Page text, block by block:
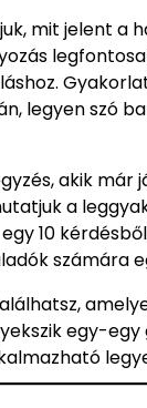
mit jelent a
legyen szó
akik
a
10
számára
egy-